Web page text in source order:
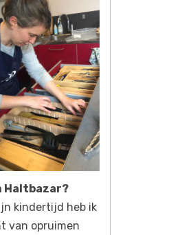
Haltbazar?
kindertijd heb ik
van opruimen